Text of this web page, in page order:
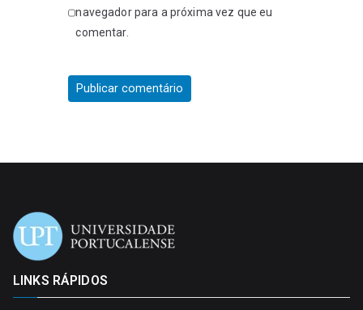
navegador para a próxima vez que eu
comentar.
LINKS RÁPIDOS